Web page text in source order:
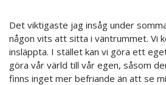
Det viktigaste jag insåg under
någon vits att sitta i väntrummet. Vi
insläppta. I stället kan vi göra ett
göra vår värld till vår egen, såsom
finns inget mer befriande än att se